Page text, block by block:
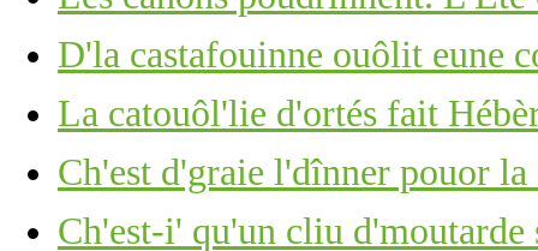
D'la castafouinne ouôlit eune
La catouôl'lie d'ortés fait
Ch'est d'graie l'dînner pouor
Ch'est-i' qu'un cliu d'moutarde